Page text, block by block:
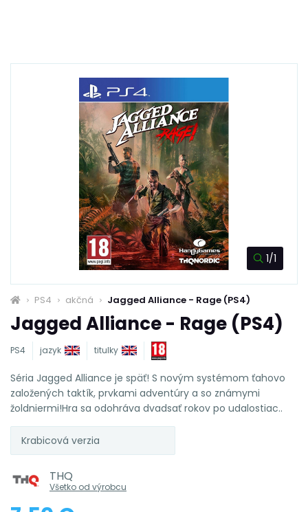
1/1
PS4 akčná Jagged Alliance - Rage (PS4)
Jagged Alliance - Rage (PS4)
PS4 jazyk titulky
Séria Jagged Alliance je späť! S novým systémom ťahovo
založených taktík, prvkami adventúry a so známymi
žoldniermi!Hra sa odohráva dvadsať rokov po udalostiac..
Krabicová verzia
THQ
Všetko od výrobcu